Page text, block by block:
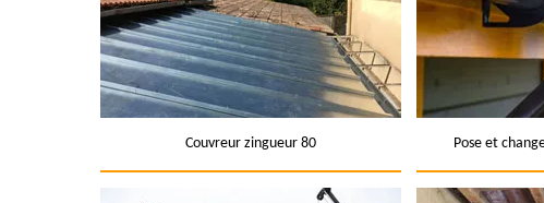
Couvreur zingueur 80 Pose et